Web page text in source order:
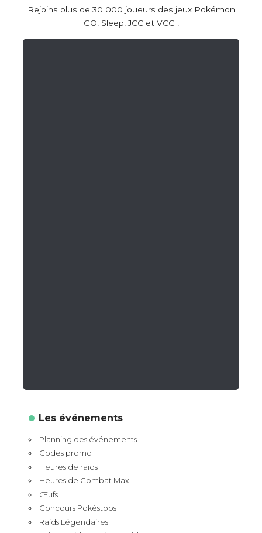
Rejoins plus de 30 000 joueurs des jeux Pokémon
GO, Sleep, JCC et VCG !
Les événements
Planning des événements
Codes promo
Heures de raids
Heures de Combat Max
Œufs
Concours Pokéstops
Raids Légendaires